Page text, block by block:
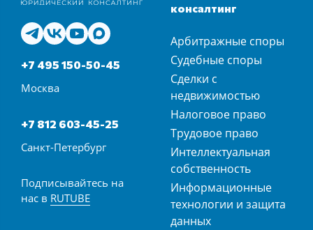
+7 495 150-50-45
Москва
+7 812 603-45-25
Санкт-Петербург
Подписывайтесь на
нас в RUTUBE
консалтинг
Арбитражные споры
Судебные споры
Сделки с
недвижимостью
Налоговое право
Трудовое право
Интеллектуальная
собственность
Информационные
технологии и защита
данных